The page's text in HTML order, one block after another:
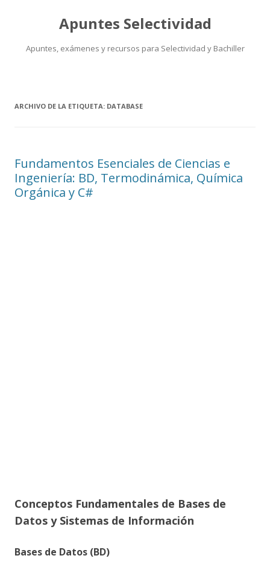
Apuntes Selectividad
Apuntes, exámenes y recursos para Selectividad y Bachiller
ARCHIVO DE LA ETIQUETA: DATABASE
Fundamentos Esenciales de Ciencias e
Ingeniería: BD, Termodinámica, Química
Orgánica y C#
Conceptos Fundamentales de Bases de
Datos y Sistemas de Información
Bases de Datos (BD)